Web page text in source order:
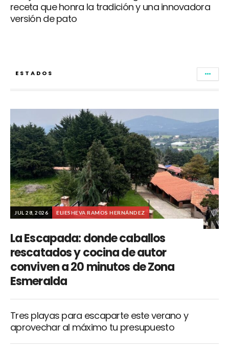
receta que honra la tradición y una innovadora
versión de pato
ESTADOS
JUL 28, 2026 ELIESHEVA RAMOS HERNÁNDEZ
La Escapada: donde caballos
rescatados y cocina de autor
conviven a 20 minutos de Zona
Esmeralda
Tres playas para escaparte este verano y
aprovechar al máximo tu presupuesto